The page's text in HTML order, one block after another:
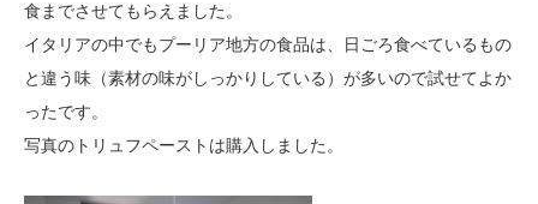
食までさせてもらえました。
イタリアの中でもプーリア地方の食品は、日ごろ食べているもの
と違う味（素材の味がしっかりしている）が多いので試せてよか
ったです。
写真のトリュフペーストは購入しました。